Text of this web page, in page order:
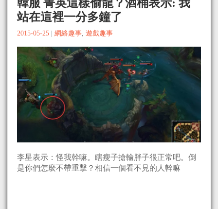
韓服 菁英這樣偷龍？酒桶表示: 我
站在這裡一分多鐘了
2015-05-25 網絡趣事, 遊戲趣事
李星表示：怪我幹嘛。瞎瘦子搶輸胖子很正常吧。倒
是你們怎麼不帶重擊？相信一個看不見的人幹嘛